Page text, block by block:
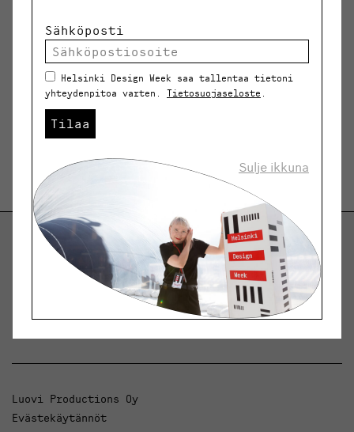
Helsinki Design Weekly.
Keskustelua, uutisia ja ilmiöitä muotoilusta ja
arkkitehtuurista.
Luovi Productions Oy
Evästekäytännöt
Sähköposti
Helsinki Design Week saa tallentaa tietoni
yhteydenpitoa varten. Tietosuojaseloste
Tilaa
Sulje ikkuna